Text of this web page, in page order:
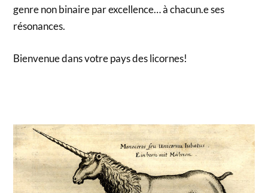
genre non binaire par excellence… à chacun.e ses
résonances.
Bienvenue dans votre pays des licornes!